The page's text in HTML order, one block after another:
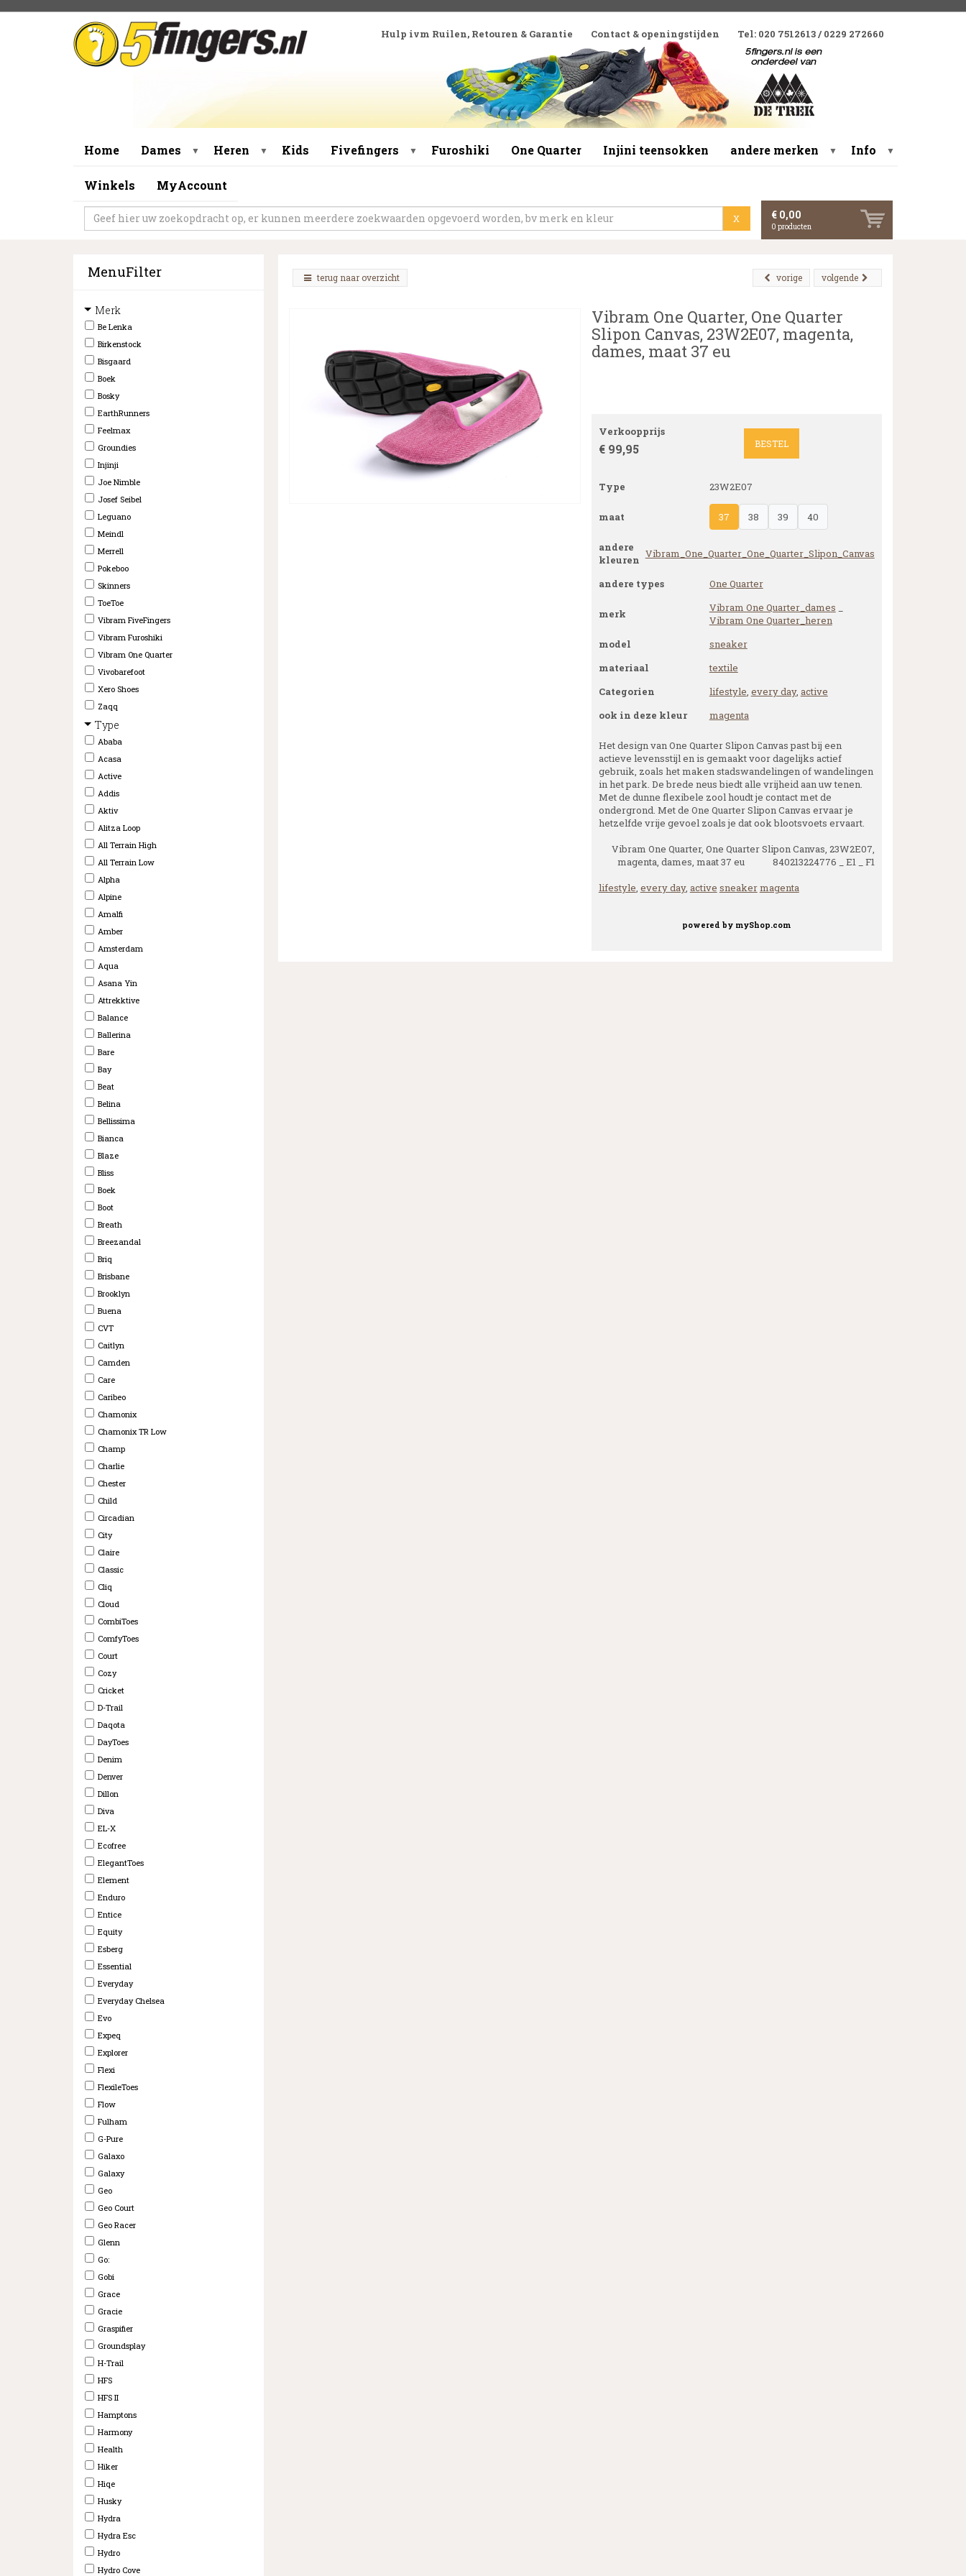
Hulp ivm Ruilen, Retouren & Garantie Contact & openingstijden Tel: 020 7512613 / 0229 272660
Home Dames ▼ Heren ▼ Kids Fivefingers ▼ Furoshiki One Quarter Injini teensokken andere merken ▼ Info ▼
Winkels MyAccount
X € 0,00
0 producten
MenuFilter
Merk
Be Lenka
Birkenstock
Bisgaard
Boek
Bosky
EarthRunners
Feelmax
Groundies
Injinji
Joe Nimble
Josef Seibel
Leguano
Meindl
Merrell
Pokeboo
Skinners
ToeToe
Vibram FiveFingers
Vibram Furoshiki
Vibram One Quarter
Vivobarefoot
Xero Shoes
Zaqq
Type
Ababa
Acasa
Active
Addis
Aktiv
Alitza Loop
All Terrain High
All Terrain Low
Alpha
Alpine
Amalfi
Amber
Amsterdam
Aqua
Asana Yin
Attrekktive
Balance
Ballerina
Bare
Bay
Beat
Belina
Bellissima
Bianca
Blaze
Bliss
Boek
Boot
Breath
Breezandal
Briq
Brisbane
Brooklyn
Buena
CVT
Caitlyn
Camden
Care
Caribeo
Chamonix
Chamonix TR Low
Champ
Charlie
Chester
Child
Circadian
City
Claire
Classic
Cliq
Cloud
CombiToes
ComfyToes
Court
Cozy
Cricket
D-Trail
Daqota
DayToes
Denim
Denver
Dillon
Diva
EL-X
Ecofree
ElegantToes
Element
Enduro
Entice
Equity
Esberg
Essential
Everyday
Everyday Chelsea
Evo
Expeq
Explorer
Flexi
FlexileToes
Flow
Fulham
G-Pure
Galaxo
Galaxy
Geo
Geo Court
Geo Racer
Glenn
Go:
Gobi
Grace
Gracie
Graspifier
Groundsplay
H-Trail
HFS
HFS II
Hamptons
Harmony
Health
Hiker
Hiqe
Husky
Hydra
Hydra Esc
Hydro
Hydro Cove
terug naar overzicht volgende
vorige
Vibram One Quarter, One Quarter
Slipon Canvas, 23W2E07, magenta,
dames, maat 37 eu
Verkoopprijs
€ 99,95 BESTEL
Type 23W2E07
maat 37 38 39 40
andere
kleuren Vibram_One_Quarter_One_Quarter_Slipon_Canvas
andere types One Quarter
merk Vibram One Quarter_dames
Vibram One Quarter_heren
model
sneaker
materiaal
textile
Categorien
lifestyle, every day, active
ook in deze kleur
magenta
Het design van One Quarter Slipon Canvas past bij een
actieve levensstijl en is gemaakt voor dagelijks actief
gebruik, zoals het maken stadswandelingen of wandelingen
in het park. De brede neus biedt alle vrijheid aan uw tenen.
Met de dunne flexibele zool houdt je contact met de
ondergrond. Met de One Quarter Slipon Canvas ervaar je
hetzelfde vrije gevoel zoals je dat ook blootsvoets ervaart.
Vibram One Quarter, One Quarter Slipon Canvas, 23W2E07,
magenta, dames, maat 37 eu 840213224776 _ E1 _ F1
lifestyle, every day, active sneakermagenta
powered by myShop.com